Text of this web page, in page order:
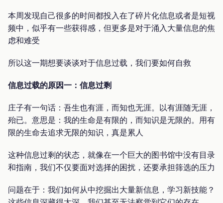
本周发现自己很多的时间都投入在了碎片化信息或者是短视
频中，似乎有一些获得感，但更多是对于涌入大量信息的焦
虑和难受
所以这一期想要谈谈对于信息过载，我们要如何自救
信息过载的原因一：信息过剩
庄子有一句话：吾生也有涯，而知也无涯。以有涯随无涯，
殆已。意思是：我的生命是有限的，而知识是无限的。用有
限的生命去追求无限的知识，真是累人
这种信息过剩的状态，就像在一个巨大的图书馆中没有目录
和指南，我们不仅要面对选择的困扰，还要承担筛选的压力
问题在于：我们如何从中挖掘出大量新信息，学习新技能？